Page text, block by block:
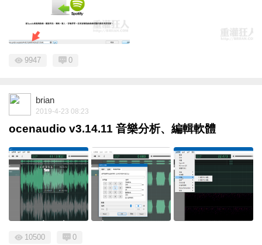
9947 0
brian
2019-4-23 08:23
ocenaudio v3.14.11 音樂分析、編輯軟體
10500 0